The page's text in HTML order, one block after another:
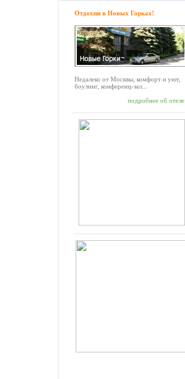
Отдохни в Новых Горках!
Недалеко от Москвы, комфорт и уют,
боулинг, конференц-зал...
подробнее об отеле